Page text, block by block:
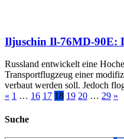
Iljuschin Il-76MD-90E:
Russland entwickelt eine
Transportflugzeug einer
verbaut werden soll. Jedoch
« 1 … 16 17 18 19 20 … 29 »
Suche